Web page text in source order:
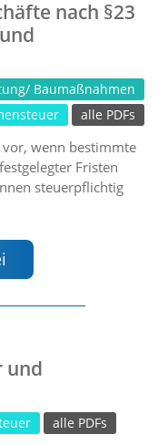
nach §23
Baumaßnahmen
alle PDFs
vor, wenn bestimmte
Fristen
steuerpflichtig
und
alle PDFs